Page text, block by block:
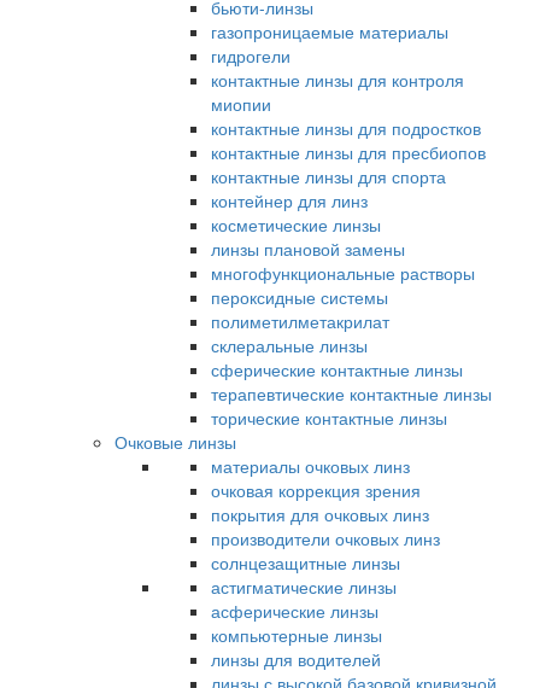
бьюти-линзы
газопроницаемые материалы
гидрогели
контактные линзы для контроля
миопии
контактные линзы для подростков
контактные линзы для пресбиопов
контактные линзы для спорта
контейнер для линз
косметические линзы
линзы плановой замены
многофункциональные растворы
пероксидные системы
полиметилметакрилат
склеральные линзы
сферические контактные линзы
терапевтические контактные линзы
торические контактные линзы
Очковые линзы
материалы очковых линз
очковая коррекция зрения
покрытия для очковых линз
производители очковых линз
солнцезащитные линзы
астигматические линзы
асферические линзы
компьютерные линзы
линзы для водителей